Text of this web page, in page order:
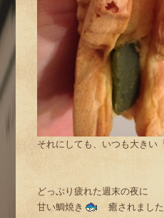
それにしても、いつも大き
どっぷり疲れた週末の夜に
甘い鯛焼き
癒されまし